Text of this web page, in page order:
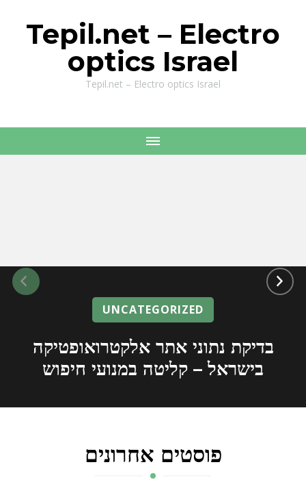
Tepil.net – Electro
optics Israel
Tepil.net – Electro optics Israel
UNCATEGORIZED
בדיקת נתוני אתר אלקטרואופטיקה
בישראל – קליטה במנועי חיפוש
פוסטים אחרונים